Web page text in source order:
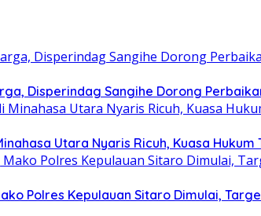
Disperindag Sangihe Dorong
Utara Nyaris Ricuh, Kuasa
Polres Kepulauan Sitaro Dimulai,